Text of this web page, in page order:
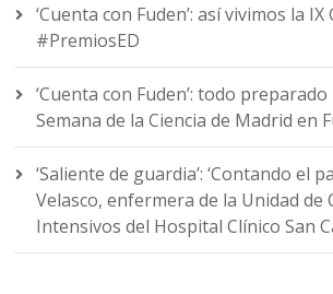
‘Cuenta con Fuden’: así vivimos la IX
#PremiosED
‘Cuenta con Fuden’: todo
Semana de la Ciencia de Madrid en
‘Saliente de guardia’: ‘Contando el
Velasco, enfermera de la Unidad de
Intensivos del Hospital Clínico San